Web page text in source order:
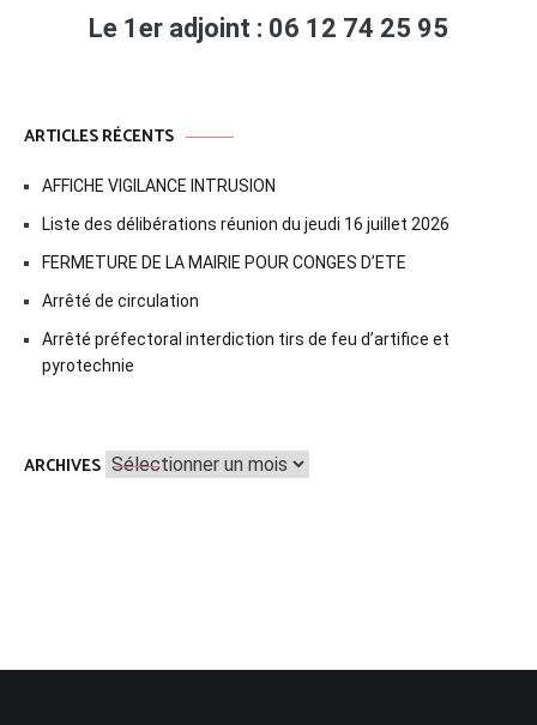
Le 1er adjoint : 06 12 74 25 95
ARTICLES RÉCENTS
AFFICHE VIGILANCE INTRUSION
Liste des délibérations réunion du jeudi 16 juillet 2026
FERMETURE DE LA MAIRIE POUR CONGES D’ETE
Arrêté de circulation
Arrêté préfectoral interdiction tirs de feu d’artifice et
pyrotechnie
ARCHIVES Archives